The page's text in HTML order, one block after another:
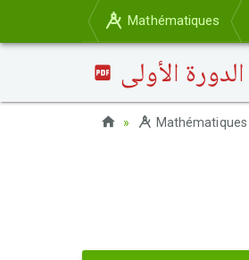
Mathématiques
Mathématiques